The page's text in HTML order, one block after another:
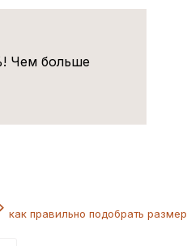
Чем больше
как правильно подобрать размер